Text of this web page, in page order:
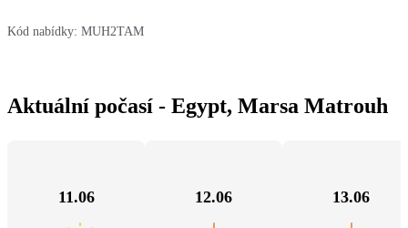
Kód nabídky: MUH2TAM
Aktuální počasí - Egypt, Marsa Matrouh
11.06 12.06 13.06